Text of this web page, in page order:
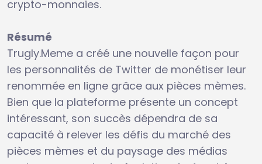
crypto-monnaies.
Résumé
Trugly.Meme a créé une nouvelle façon pour
les personnalités de Twitter de monétiser leur
renommée en ligne grâce aux pièces mèmes.
Bien que la plateforme présente un concept
intéressant, son succès dépendra de sa
capacité à relever les défis du marché des
pièces mèmes et du paysage des médias